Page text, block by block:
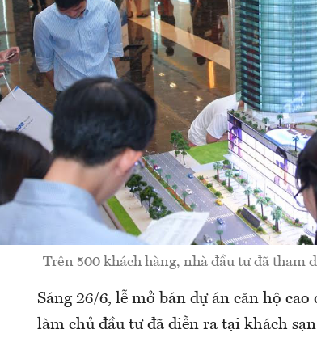
Trên 500 khách hàng, nhà đầu tư đã tham
Sáng 26/6, lễ mở bán dự án căn hộ
làm chủ đầu tư đã diễn ra tại khách